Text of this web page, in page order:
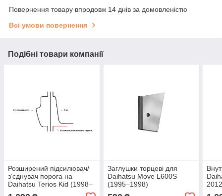
Повернення товару впродовж 14 днів за домовленістю
Всі умови повернення
Подібні товари компанії
Розширений підсилювач/
зʼєднувач порога на
Daihatsu Terios Kid (1998–
Заглушки торцеві для
Daihatsu Move L600S
(1995–1998)